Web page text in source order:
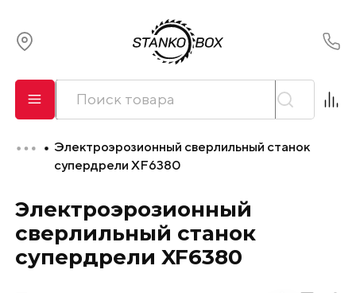
О компании
Сервис
Оплата и лизинг
Доставка
Контакты
Электроэрозионный сверлильный станок
супердрели XF6380
Электроэрозионный
сверлильный станок
супердрели XF6380